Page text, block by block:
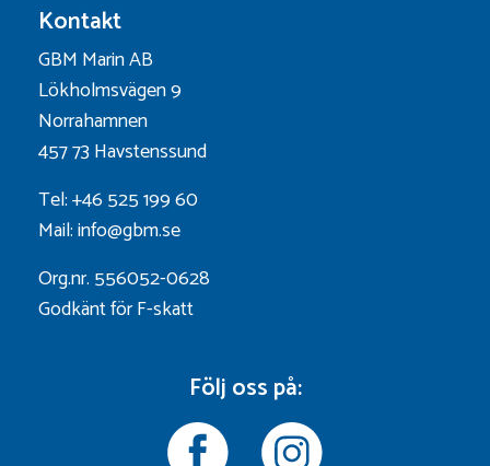
Kontakt
GBM Marin AB
Lökholmsvägen 9
Norrahamnen
457 73 Havstenssund
Tel: +46 525 199 60
Mail: info@gbm.se
Org.nr. 556052-0628
Godkänt för F-skatt
Följ oss på: